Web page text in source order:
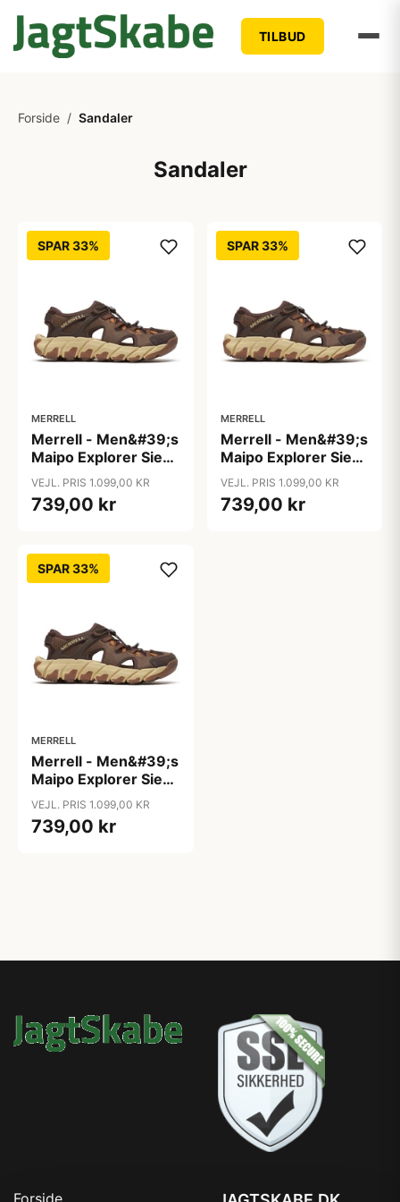
TILBUD
Forside / Sandaler
Sandaler
SPAR 33%
MERRELL
Merrell - Men&#39;s
Maipo Explorer Sieve
- Coffee
VEJL. PRIS 1.099,00 KR
739,00 kr
SPAR 33%
MERRELL
Merrell - Men&#39;s
Maipo Explorer Sieve
- Coffee
VEJL. PRIS 1.099,00 KR
739,00 kr
SPAR 33%
MERRELL
Merrell - Men&#39;s
Maipo Explorer Sieve
- Coffee
VEJL. PRIS 1.099,00 KR
739,00 kr